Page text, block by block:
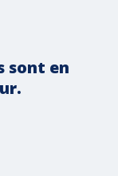
sont en